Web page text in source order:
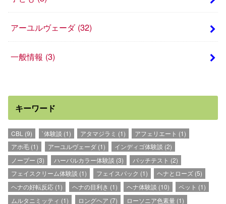
アーユルヴェーダ (32)
一般情報 (3)
キーワード
CBL (9) `体験談 (1) アタマジラミ (1) アフェリエート (1)
アホ毛 (1) アーユルヴェーダ(1) インディゴ体験談 (2)
ノープー (3) ハーバルカラー体験談 (3) パッチテスト (2)
フェイスクリーム体験談 (1) フェイスパック (1) ヘナとローズ(5)
ヘナの好転反応 (1) ヘナの目利き (1) ヘナ体験談 (10) ペット (1)
ムルタニミッティ (1) ロングヘア (7) ローソニア色素量(1)